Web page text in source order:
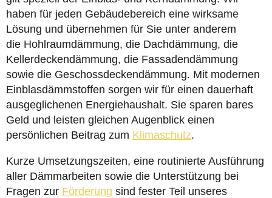
haben für jeden Gebäudebereich eine wirksame
Lösung und übernehmen für Sie unter anderem
die Hohlraumdämmung, die Dachdämmung, die
Kellerdeckendämmung, die Fassadendämmung
sowie die Geschossdeckendämmung. Mit modernen
Einblasdämmstoffen sorgen wir für einen dauerhaft
ausgeglichenen Energiehaushalt. Sie sparen bares
Geld und leisten gleichen Augenblick einen
persönlichen Beitrag zum Klimaschutz.
Kurze Umsetzungszeiten, eine routinierte Ausführung
aller Dämmarbeiten sowie die Unterstützung bei
Fragen zur Förderung sind fester Teil unseres